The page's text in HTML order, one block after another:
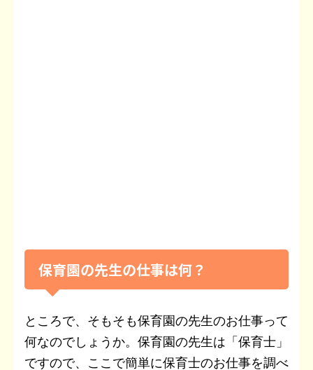
保育園の先生の仕事は何？
ところで、そもそも保育園の先生のお仕事って
何なのでしょうか。保育園の先生は「保育士」
ですので、ここで簡単に保育士のお仕事を調べ